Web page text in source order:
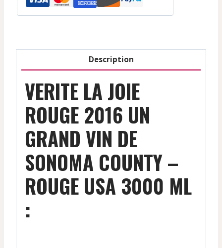
Description
VERITE LA JOIE
ROUGE 2016 UN
GRAND VIN DE
SONOMA COUNTY –
ROUGE USA 3000 ML
: